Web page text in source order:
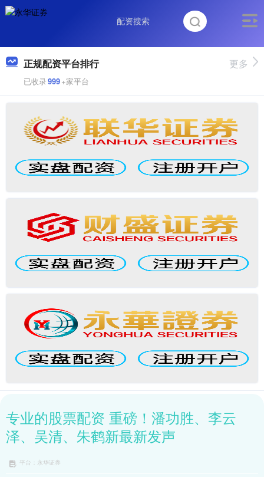
正规配资平台排行
已收录999+家平台
更多
专业的股票配资 重磅！潘功胜、李云
泽、吴清、朱鹤新最新发声
平台：永华证券